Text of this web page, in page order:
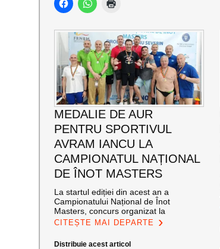
MEDALIE DE AUR
PENTRU SPORTIVUL
AVRAM IANCU LA
CAMPIONATUL NAȚIONAL
DE ÎNOT MASTERS
La startul ediției din acest an a
Campionatului Național de Înot
Masters, concurs organizat la
CITEȘTE MAI DEPARTE
Distribuie acest articol